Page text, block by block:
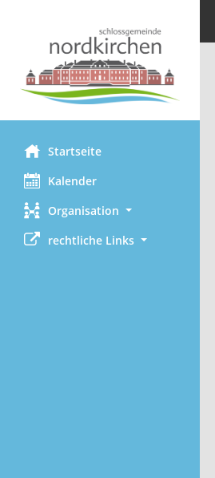
Startseite
Kalender
Organisation
rechtliche Links